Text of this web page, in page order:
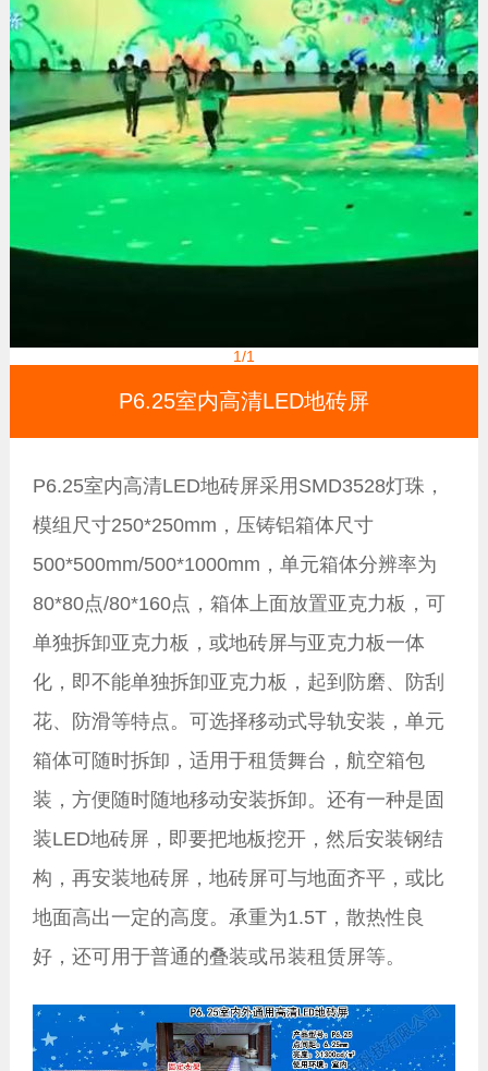
1/1
P6.25室内高清LED地砖屏
P6.25室内高清LED地砖屏采用SMD3528灯珠，
模组尺寸250*250mm，压铸铝箱体尺寸
500*500mm/500*1000mm，单元箱体分辨率为
80*80点/80*160点，箱体上面放置亚克力板，可
单独拆卸亚克力板，或地砖屏与亚克力板一体
化，即不能单独拆卸亚克力板，起到防磨、防刮
花、防滑等特点。可选择移动式导轨安装，单元
箱体可随时拆卸，适用于租赁舞台，航空箱包
装，方便随时随地移动安装拆卸。还有一种是固
装LED地砖屏，即要把地板挖开，然后安装钢结
构，再安装地砖屏，地砖屏可与地面齐平，或比
地面高出一定的高度。承重为1.5T，散热性良
好，还可用于普通的叠装或吊装租赁屏等。